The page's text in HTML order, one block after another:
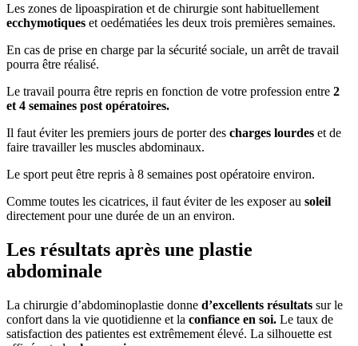
Les zones de lipoaspiration et de chirurgie sont habituellement
ecchymotiques et oedématiées les deux trois premières semaines.
En cas de prise en charge par la sécurité sociale, un arrêt de travail
pourra être réalisé.
Le travail pourra être repris en fonction de votre profession entre 2
et 4 semaines post opératoires.
Il faut éviter les premiers jours de porter des charges lourdes et de
faire travailler les muscles abdominaux.
Le sport peut être repris à 8 semaines post opératoire environ.
Comme toutes les cicatrices, il faut éviter de les exposer au soleil
directement pour une durée de un an environ.
Les résultats après une plastie
abdominale
La chirurgie d’abdominoplastie donne d’excellents résultats sur le
confort dans la vie quotidienne et la confiance en soi. Le taux de
satisfaction des patientes est extrêmement élevé. La silhouette est